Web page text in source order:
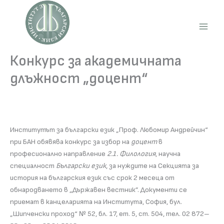
content
Конкурс за академичната
длъжност „доцент“
Институтът за български език „Проф. Любомир Андрейчин“
при БАН обявява конкурс за избор на доцентв
професионално направление 2.1. Филология, научна
специалност Български език, за нуждите на Секцията за
история на българския език със срок 2 месеца от
обнародването в „Държавен вестник”. Документи се
приемат в канцеларията на Института, София, бул.
„Шипченски проход“ № 52, бл. 17, ет. 5, ст. 504, тел. 02 872–